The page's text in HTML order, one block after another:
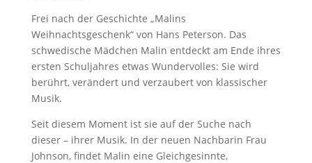
Frei nach der Geschichte „Malins
Weihnachtsgeschenk“ von Hans Peterson. Das
schwedische Mädchen Malin entdeckt am Ende ihres
ersten Schuljahres etwas Wundervolles: Sie wird
berührt, verändert und verzaubert von klassischer
Musik.
Seit diesem Moment ist sie auf der Suche nach
dieser – ihrer Musik. In der neuen Nachbarin Frau
Johnson, findet Malin eine Gleichgesinnte,